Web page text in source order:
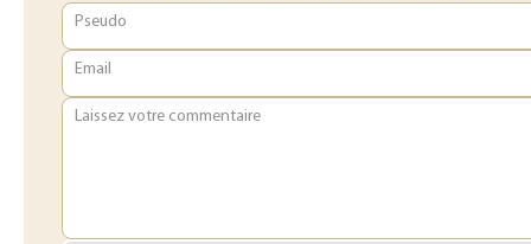
Pseudo
Email
Laissez votre commentaire